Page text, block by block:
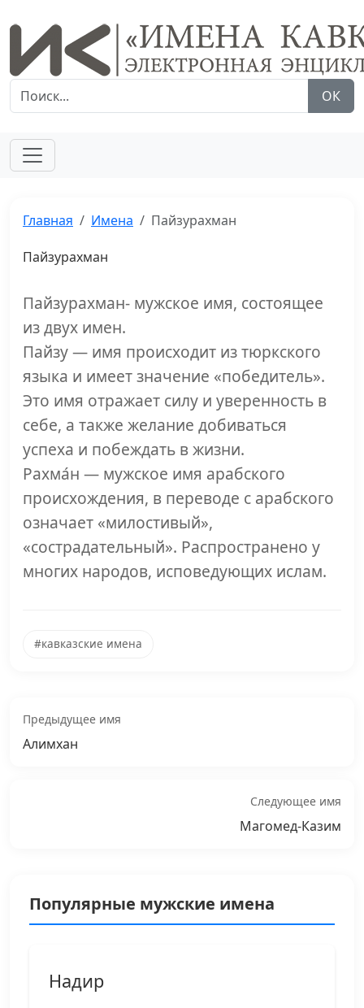
ОК
Главная Имена Пайзурахман
Пайзурахман
Пайзурахман- мужское имя, состоящее
из двух имен.
Пайзу — имя происходит из тюркского
языка и имеет значение «победитель».
Это имя отражает силу и уверенность в
себе, а также желание добиваться
успеха и побеждать в жизни.
Рахма́н — мужское имя арабского
происхождения, в переводе с арабского
означает «милостивый»,
«сострадательный». Распространено у
многих народов, исповедующих ислам.
#кавказские имена
Предыдущее имя
Алимхан
Следующее имя
Магомед-Казим
Популярные мужские имена
Надир